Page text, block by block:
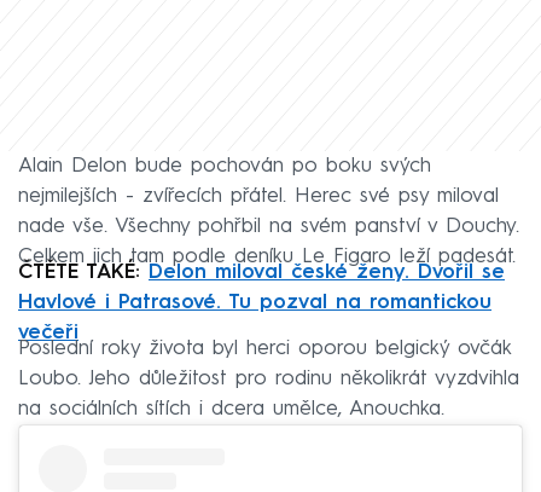
Alain Delon bude pochován po boku svých
nejmilejších - zvířecích přátel. Herec své psy miloval
nade vše. Všechny pohřbil na svém panství v Douchy.
Celkem jich tam podle deníku Le Figaro leží padesát.
ČTĚTE TAKÉ:
Delon miloval české ženy. Dvořil se
Havlové i Patrasové. Tu pozval na romantickou
večeři
Poslední roky života byl herci oporou belgický ovčák
Loubo. Jeho důležitost pro rodinu několikrát vyzdvihla
na sociálních sítích i dcera umělce, Anouchka.